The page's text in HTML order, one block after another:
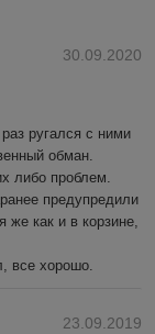
30.09.2020
ругался с ними
обман.
либо проблем.
предупредили
как и в корзине,
все хорошо.
23.09.2019